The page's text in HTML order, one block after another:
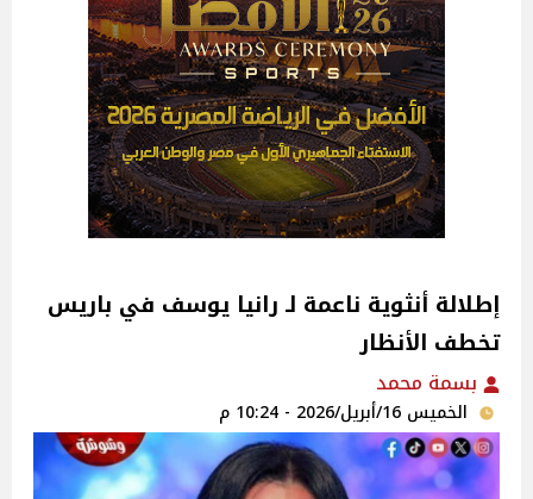
إطلالة أنثوية ناعمة لـ رانيا يوسف في باريس
تخطف الأنظار
بسمة محمد
الخميس 16/أبريل/2026 - 10:24 م